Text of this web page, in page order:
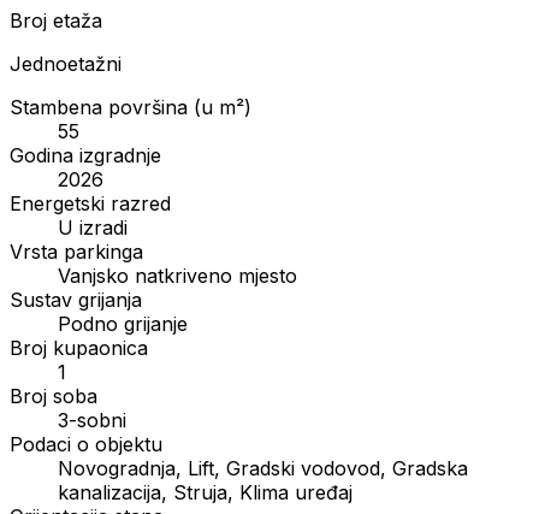
Broj etaža
Jednoetažni
Stambena površina (u m²)
55
Godina izgradnje
2026
Energetski razred
U izradi
Vrsta parkinga
Vanjsko natkriveno mjesto
Sustav grijanja
Podno grijanje
Broj kupaonica
1
Broj soba
3-sobni
Podaci o objektu
Novogradnja, Lift, Gradski vodovod, Gradska
kanalizacija, Struja, Klima uređaj